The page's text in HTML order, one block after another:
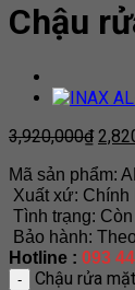
Chậu
3,920,000₫
Mã sản phẩm:
Xuất xứ: Chính
Tình trạng:
Bảo hành:
Hotline : 093
Chậu rửa